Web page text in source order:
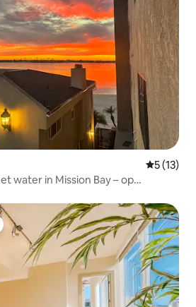
5 (13)
water in Mission Bay – op